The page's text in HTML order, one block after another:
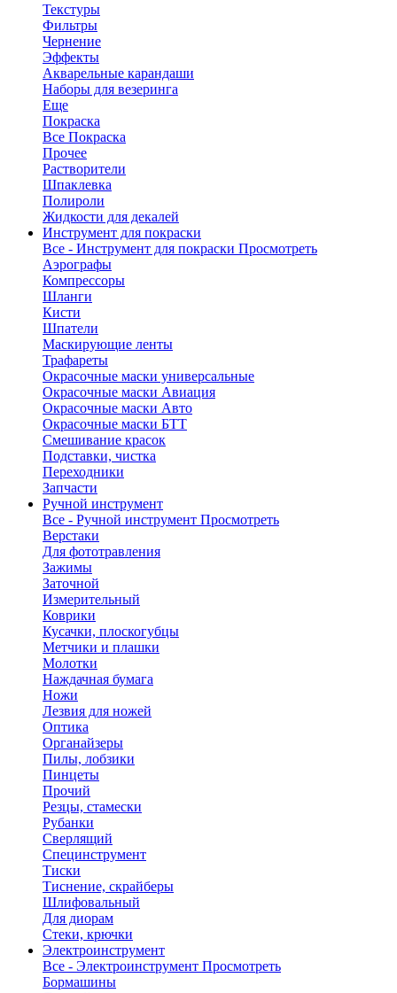
Текстуры
Фильтры
Чернение
Эффекты
Акварельные карандаши
Наборы для везеринга
Еще
Покраска
Все Покраска
Прочее
Растворители
Шпаклевка
Полироли
Жидкости для декалей
Инструмент для покраски
Все - Инструмент для покраски Просмотреть
Аэрографы
Компрессоры
Шланги
Кисти
Шпатели
Маскирующие ленты
Трафареты
Окрасочные маски универсальные
Окрасочные маски Авиация
Окрасочные маски Авто
Окрасочные маски БТТ
Смешивание красок
Подставки, чистка
Переходники
Запчасти
Ручной инструмент
Все - Ручной инструмент Просмотреть
Верстаки
Для фототравления
Зажимы
Заточной
Измерительный
Коврики
Кусачки, плоскогубцы
Метчики и плашки
Молотки
Наждачная бумага
Ножи
Лезвия для ножей
Оптика
Органайзеры
Пилы, лобзики
Пинцеты
Прочий
Резцы, стамески
Рубанки
Сверлящий
Специнструмент
Тиски
Тиснение, скрайберы
Шлифовальный
Для диорам
Стеки, крючки
Электроинструмент
Все - Электроинструмент Просмотреть
Бормашины